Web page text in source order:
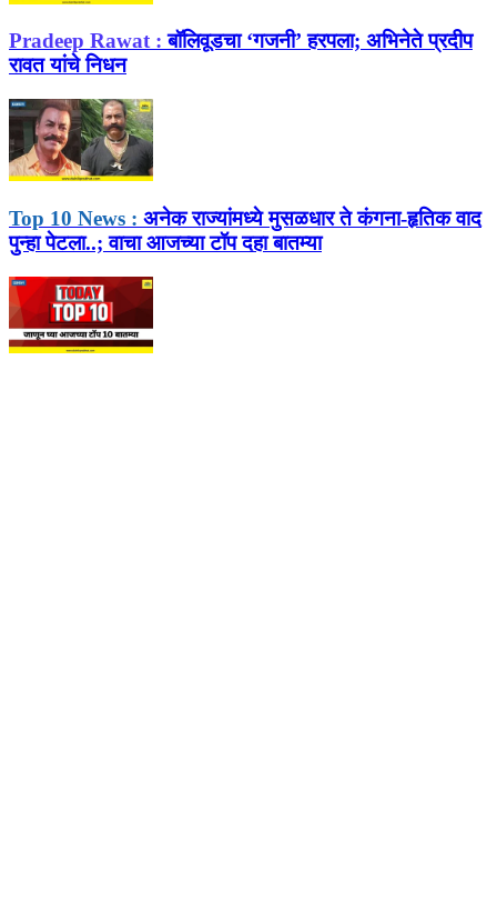
Pradeep Rawat : बॉलिवूडचा ‘गजनी’ हरपला; अभिनेते प्रदीप
रावत यांचे निधन
Top 10 News : अनेक राज्यांमध्ये मुसळधार ते कंगना-हृतिक वाद
पुन्हा पेटला..; वाचा आजच्या टॉप दहा बातम्या